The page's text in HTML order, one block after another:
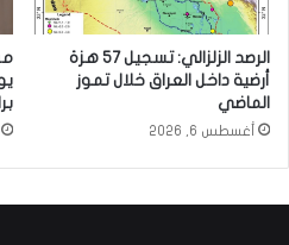
الرصد الزلزالي: تسجيل 57 هزة
أرضية داخل العراق خلال تموز
الماضي
أغسطس 6, 2026